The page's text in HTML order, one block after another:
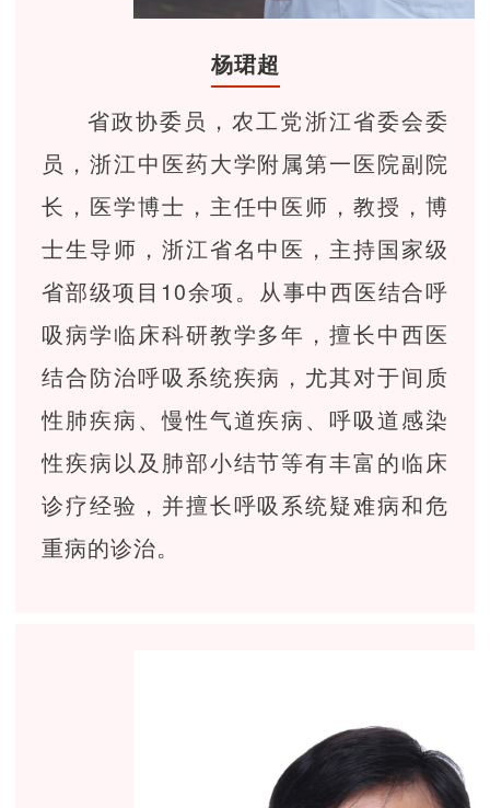
杨珺超
省政协委员，农工党浙江省委会委
员，浙江中医药大学附属第一医院副院
长，医学博士，主任中医师，教授，博
士生导师，浙江省名中医，主持国家级
省部级项目10余项。从事中西医结合呼
吸病学临床科研教学多年，擅长中西医
结合防治呼吸系统疾病，尤其对于间质
性肺疾病、慢性气道疾病、呼吸道感染
性疾病以及肺部小结节等有丰富的临床
诊疗经验，并擅长呼吸系统疑难病和危
重病的诊治。